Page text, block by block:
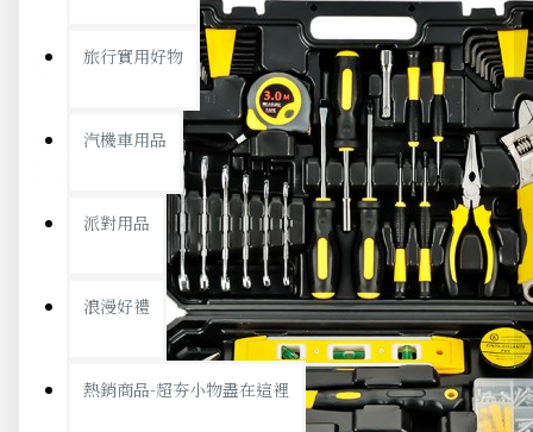
旅行實用好物
汽機車用品
派對用品
浪漫好禮
熱銷商品-超夯小物盡在這裡